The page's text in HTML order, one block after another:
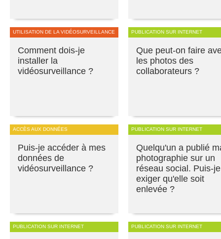
UTILISATION DE LA VIDÉOSURVEILLANCE
Comment dois-je
installer la
vidéosurveillance ?
PUBLICATION SUR INTERNET
Que peut-on faire
les photos des
collaborateurs ?
ACCÈS AUX DONNÉES
Puis-je accéder à mes
données de
vidéosurveillance ?
PUBLICATION SUR INTERNET
Quelqu'un a publié
photographie sur un
réseau social. Puis-je
exiger qu'elle soit
enlevée ?
PUBLICATION SUR INTERNET PUBLICATION SUR INTERNET